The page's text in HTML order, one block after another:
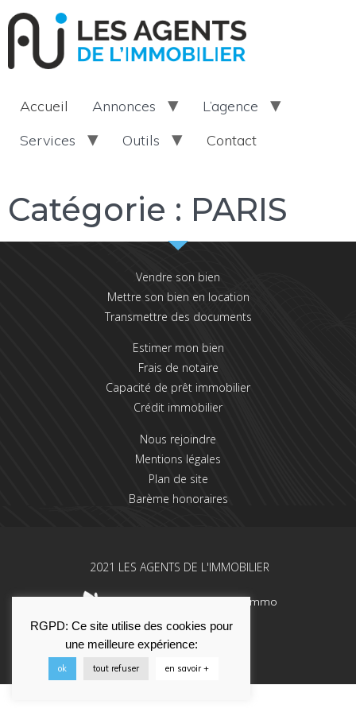
Accueil Annonces
L’agence
Services
Outils Contact
Catégorie : PARIS
Vendre son bien
Mettre son bien en location
Transmettre des documents
Estimer mon bien
Frais de notaire
Capacité de prêt immobilier
Crédit immobilier
Nous rejoindre
Mentions légales
Plan de site
Barème honoraires
2021 LES AGENTS DE L'IMMOBILIER
Une réalisation La Solution Immo
RGPD: Ce site utilise des cookies pour
une meilleure expérience:
ok tout refuser en savoir +